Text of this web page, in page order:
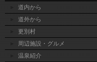
道内から
道外から
更別村
周辺施設・グルメ
温泉紹介